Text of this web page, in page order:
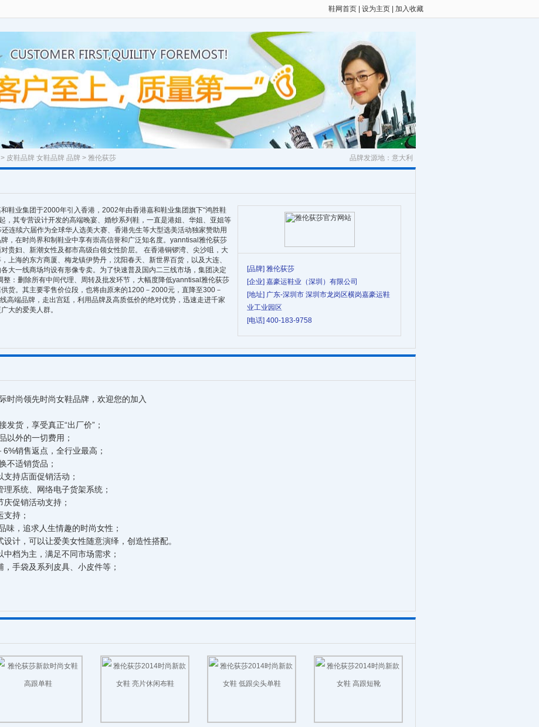
鞋网首页 设为主页 加入收藏
品牌发源地：意大利
> 皮鞋品牌 女鞋品牌 品牌 > 雅伦荻莎
[品牌] 雅伦荻莎
[企业] 嘉豪运鞋业（深圳）有限公司
[地址] 广东-深圳市 深圳市龙岗区横岗嘉豪运鞋
业工业园区
[电话] 400-183-9758
鞋业集团于2000年引入香港，2002年由香港嘉和鞋业集团旗下“鸿胜鞋
，其专营设计开发的高端晚宴、婚纱系列鞋，一直是港姐、华姐、亚姐等
连续六届作为全球华人选美大赛、香港先生等大型选美活动独家赞助用
，在时尚界和制鞋业中享有崇高信誉和广泛知名度。yanntisal雅伦荻莎
贵妇、新潮女性及都市高级白领女性阶层。 在香港铜锣湾、尖沙咀，大
上海的东方商厦、梅龙镇伊势丹，沈阳春天、新世界百货，以及大连、
大一线商场均设有形像专卖。为了快速普及国内二三线市场，集团决定
：删除所有中间代理、周转及批发环节，大幅度降低yanntisal雅伦荻莎
货。其主要零售价位段，也将由原来的1200－2000元，直降至300－
高端品牌，走出宫廷，利用品牌及高质低价的绝对优势，迅速走进千家
大的爱美人群。
时尚领先时尚女鞋品牌，欢迎您的加入
货，享受真正“出厂价”；
外的一切费用；
销售返点，全行业最高；
适销货品；
持店面促销活动；
系统、网络电子货架系统；
促销活动支持；
持；
味，追求人生情趣的时尚女性；
计，可以让爱美女性随意演绎，创造性搭配。
档为主，满足不同市场需求；
手袋及系列皮具、小皮件等；